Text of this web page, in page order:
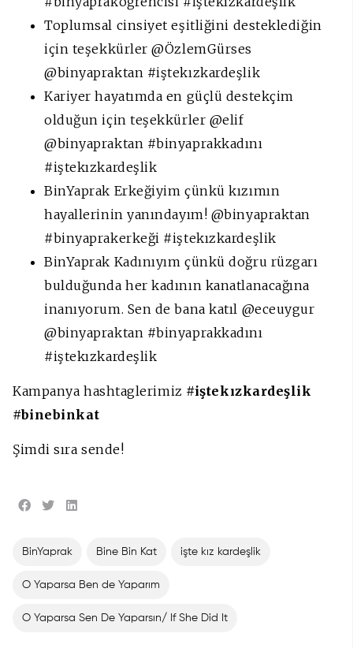
Toplumsal cinsiyet eşitliğini desteklediğin
için teşekkürler @ÖzlemGürses
@binyapraktan #iştekızkardeşlik
Kariyer hayatımda en güçlü destekçim
olduğun için teşekkürler @elif
@binyapraktan #binyaprakkadını
#iştekızkardeşlik
BinYaprak Erkeğiyim çünkü kızımın
hayallerinin yanındayım! @binyapraktan
#binyaprakerkeği #iştekızkardeşlik
BinYaprak Kadınıyım çünkü doğru rüzgarı
bulduğunda her kadının kanatlanacağına
inanıyorum. Sen de bana katıl @eceuygur
@binyapraktan #binyaprakkadını
#iştekızkardeşlik
Kampanya hashtaglerimiz #iştekızkardeşlik
#binebinkat
Şimdi sıra sende!
BinYaprak Bine Bin Kat işte kız kardeşlik
O Yaparsa Ben de Yaparım
O Yaparsa Sen De Yaparsın/ If She Did It